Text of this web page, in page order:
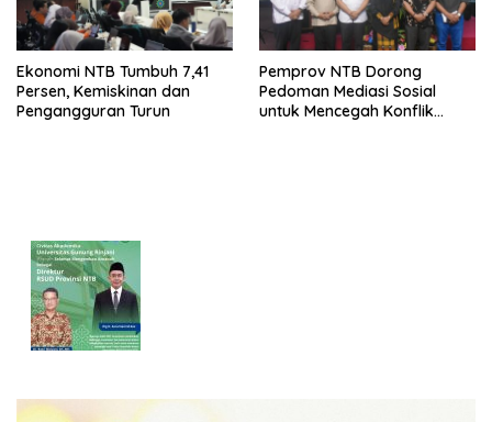
Ekonomi NTB Tumbuh 7,41
Persen, Kemiskinan dan
Pengangguran Turun
Pemprov NTB Dorong
Pedoman Mediasi Sosial
untuk Mencegah Konflik